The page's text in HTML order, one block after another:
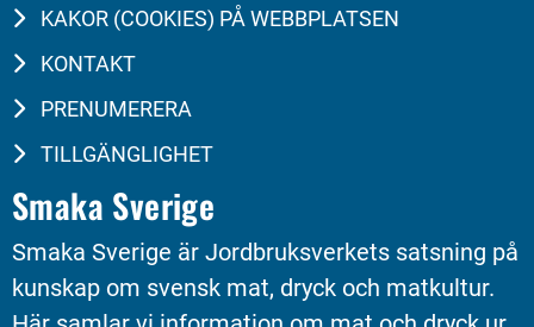
KAKOR (COOKIES) PÅ WEBBPLATSEN
KONTAKT
PRENUMERERA
TILLGÄNGLIGHET
Smaka Sverige
Smaka Sverige är Jordbruksverkets satsning på
kunskap om svensk mat, dryck och matkultur.